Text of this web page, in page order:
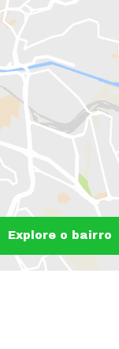
Explore o bairro